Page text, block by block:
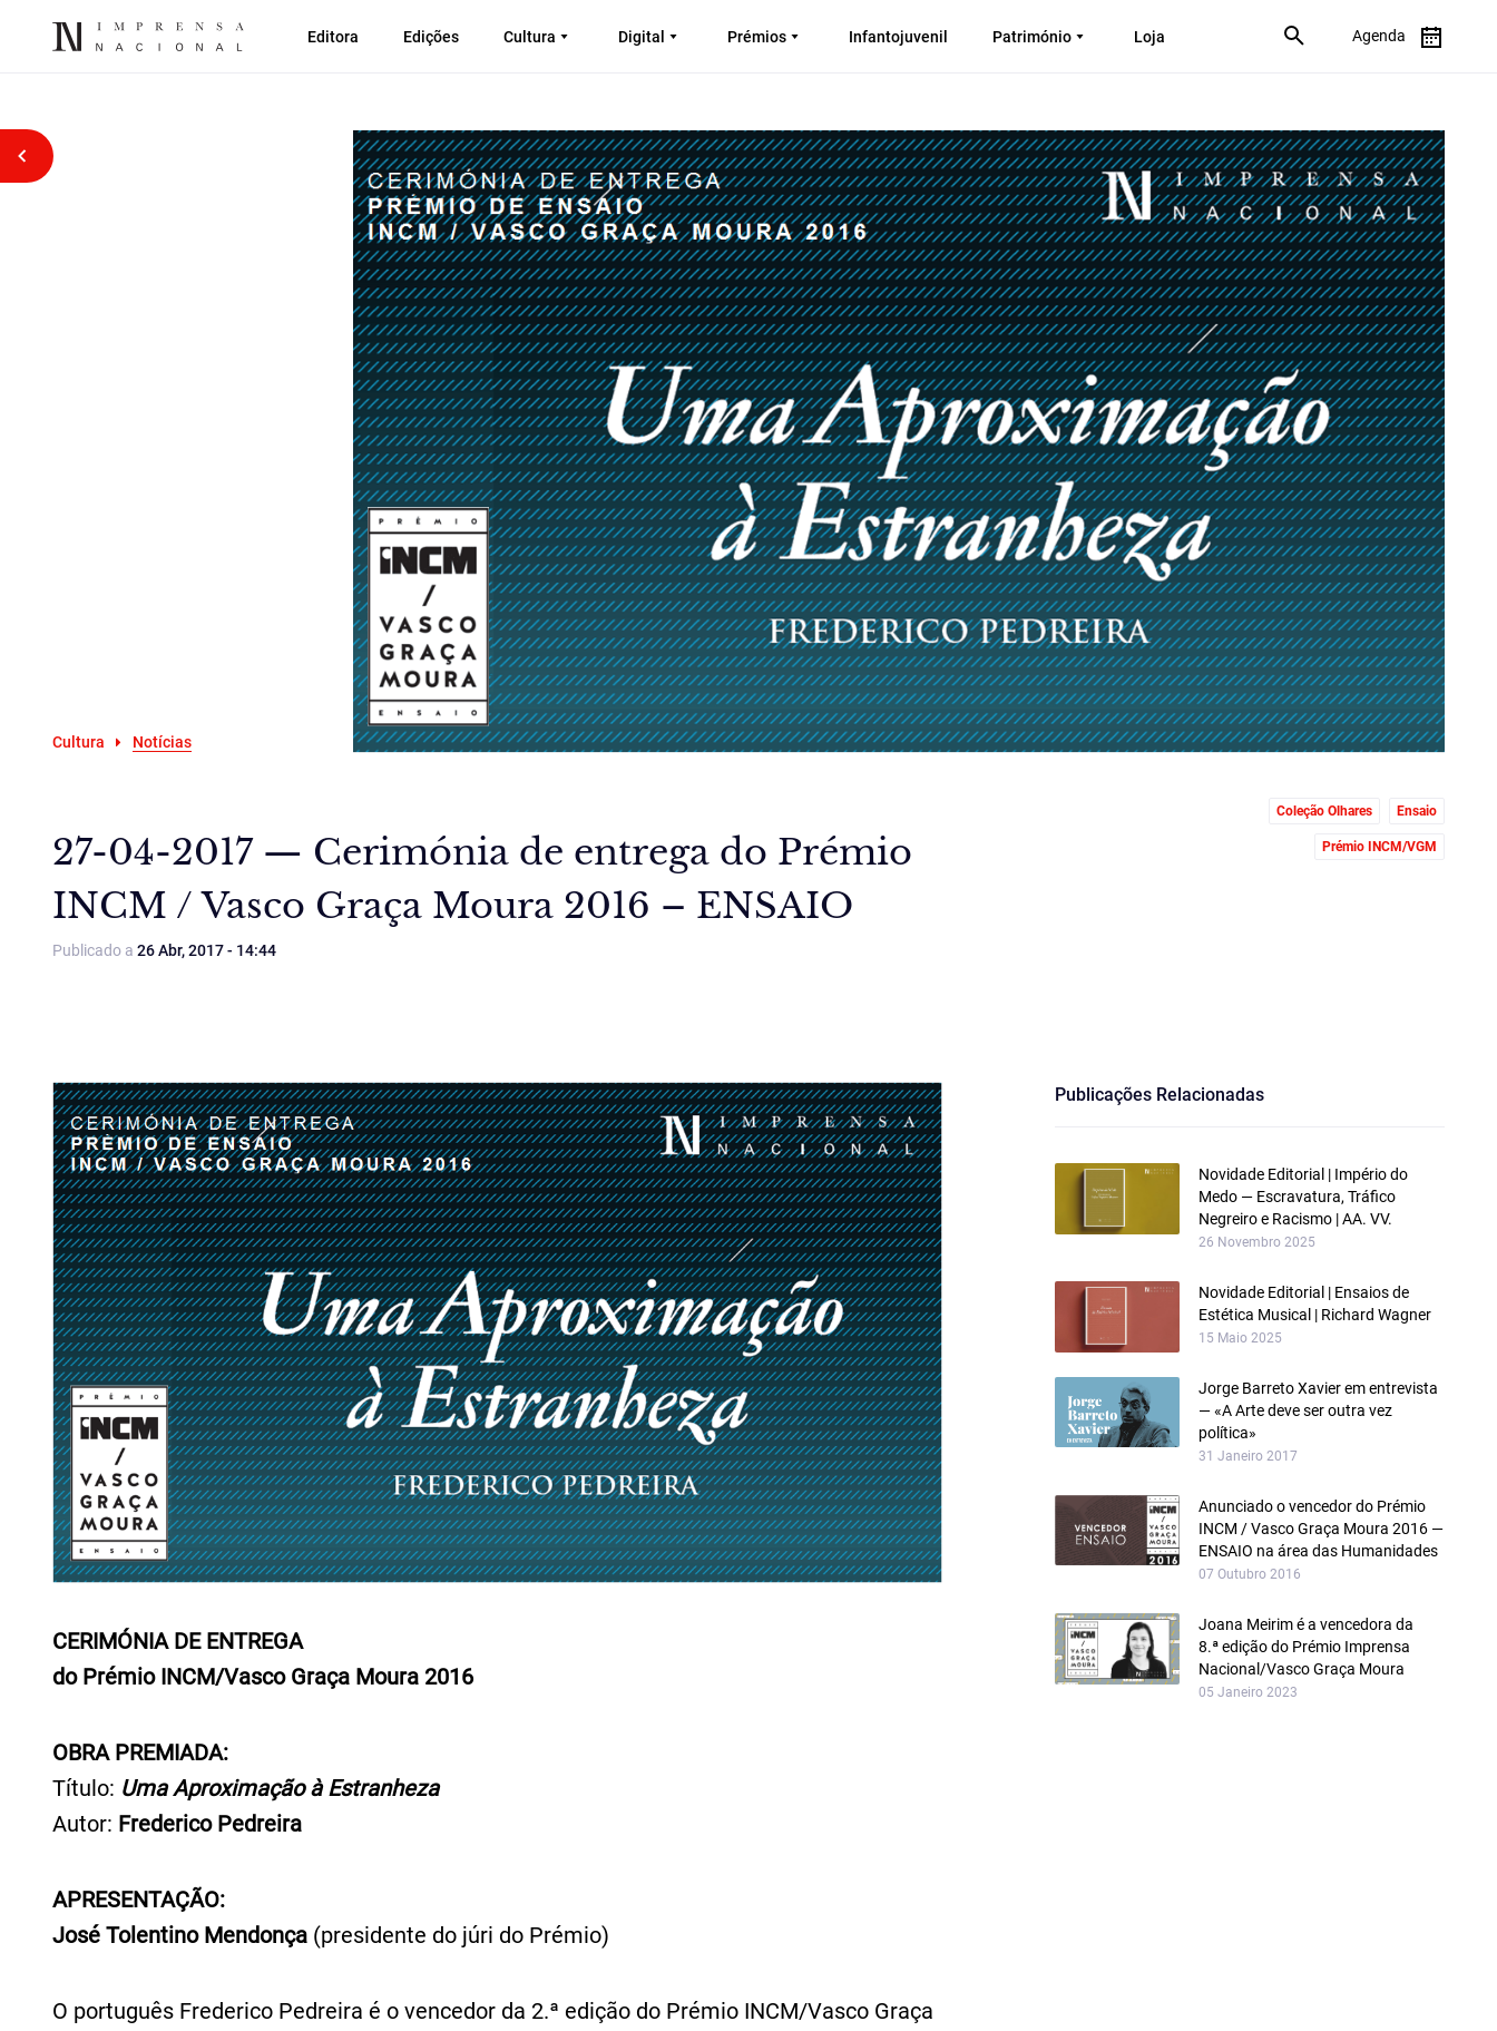
Editora Edições Cultura Digital Prémios Infantojuvenil Património Loja Agenda
Voltar atrás
Cultura Notícias
27-04-2017 — Cerimónia de entrega do Prémio
INCM / Vasco Graça Moura 2016 – ENSAIO
Publicado a 26 Abr, 2017 - 14:44
Coleção Olhares Ensaio
Prémio INCM/VGM
CERIMÓNIA DE ENTREGA
do Prémio INCM/Vasco Graça Moura 2016
OBRA PREMIADA:
Título: Uma Aproximação à Estranheza
Autor: Frederico Pedreira
APRESENTAÇÃO:
José Tolentino Mendonça (presidente do júri do Prémio)
O português Frederico Pedreira é o vencedor da 2.ª edição do Prémio INCM/Vasco Graça
Publicações Relacionadas
Novidade Editorial | Império do
Medo — Escravatura, Tráfico
Negreiro e Racismo | AA. VV.
26 Novembro 2025
Novidade Editorial | Ensaios de
Estética Musical | Richard Wagner
15 Maio 2025
Jorge Barreto Xavier em entrevista
— «A Arte deve ser outra vez
política»
31 Janeiro 2017
Anunciado o vencedor do Prémio
INCM / Vasco Graça Moura 2016 —
ENSAIO na área das Humanidades
07 Outubro 2016
Joana Meirim é a vencedora da
8.ª edição do Prémio Imprensa
Nacional/Vasco Graça Moura
05 Janeiro 2023